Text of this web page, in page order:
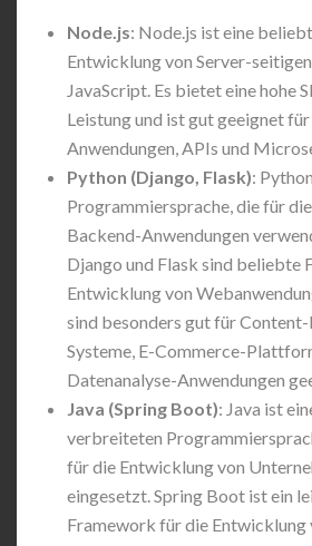
Node.js: Node.js ist eine
Entwicklung von Server-
JavaScript. Es bietet eine hohe
Leistung und ist gut geeignet
Anwendungen, APIs und
Python (Django, Flask):
Programmiersprache, die für
Backend-Anwendungen
Django und Flask sind beliebte
Entwicklung von
sind besonders gut für
Systeme, E-Commerce-
Datenanalyse-Anwendungen
Java (Spring Boot): Java ist
verbreiteten
für die Entwicklung von
eingesetzt. Spring Boot ist ein
Framework für die Entwicklung